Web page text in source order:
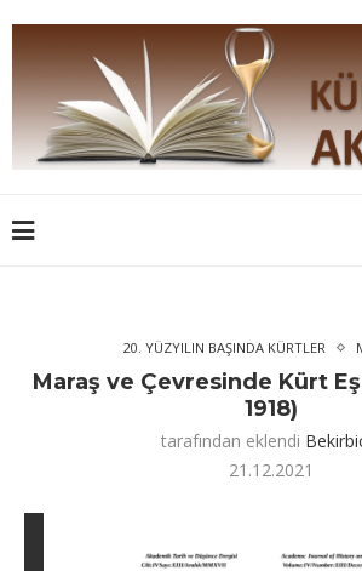
20. YÜZYILIN BAŞINDA KÜRTLER
Maraş ve Çevresinde Kürt
1918)
tarafından eklendi
21.12.2021